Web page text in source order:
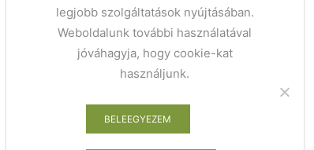
legjobb szolgáltatások nyújtásában.
Weboldalunk további használatával
jóváhagyja, hogy cookie-kat
használjunk.
BELEEGYEZEM